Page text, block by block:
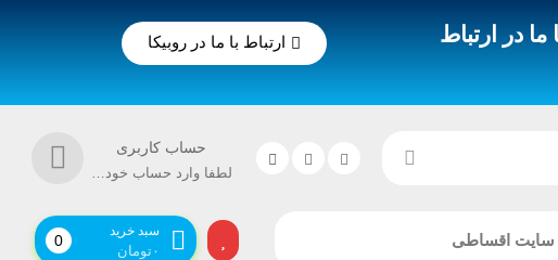
در ارتباط
ارتباط با ما در روبیکا
حساب کاربری
لطفا وارد حساب خود شوید!
سایت اقساطی
سبد خرید
تومان۰
0